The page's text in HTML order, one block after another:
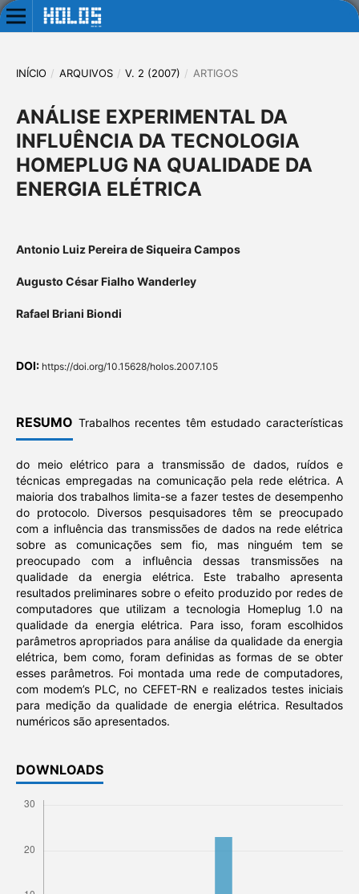
INÍCIO / ARQUIVOS / V. 2 (2007) / ARTIGOS
ANÁLISE EXPERIMENTAL DA
INFLUÊNCIA DA TECNOLOGIA
HOMEPLUG NA QUALIDADE DA
ENERGIA ELÉTRICA
Antonio Luiz Pereira de Siqueira Campos
Augusto César Fialho Wanderley
Rafael Briani Biondi
DOI: https://doi.org/10.15628/holos.2007.105
RESUMO Trabalhos recentes têm estudado características
do meio elétrico para a transmissão de dados, ruídos e
técnicas empregadas na comunicação pela rede elétrica. A
maioria dos trabalhos limita-se a fazer testes de desempenho
do protocolo. Diversos pesquisadores têm se preocupado
com a influência das transmissões de dados na rede elétrica
sobre as comunicações sem fio, mas ninguém tem se
preocupado com a influência dessas transmissões na
qualidade da energia elétrica. Este trabalho apresenta
resultados preliminares sobre o efeito produzido por redes de
computadores que utilizam a tecnologia Homeplug 1.0 na
qualidade da energia elétrica. Para isso, foram escolhidos
parâmetros apropriados para análise da qualidade da energia
elétrica, bem como, foram definidas as formas de se obter
esses parâmetros. Foi montada uma rede de computadores,
com modem’s PLC, no CEFET-RN e realizados testes iniciais
para medição da qualidade de energia elétrica. Resultados
numéricos são apresentados.
DOWNLOADS